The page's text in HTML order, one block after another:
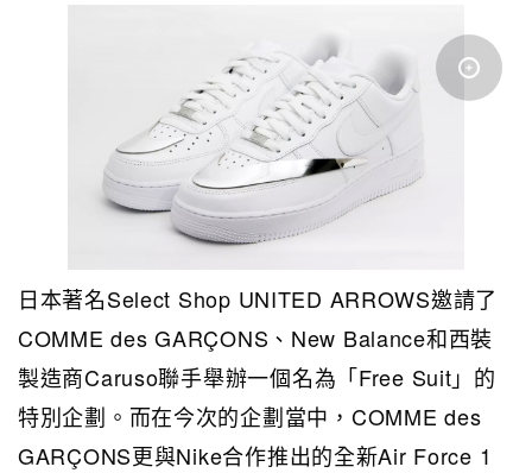
日本著名Select Shop UNITED ARROWS邀請了
COMME des GARÇONS、New Balance和西裝
製造商Caruso聯手舉辦一個名為「Free Suit」的
特別企劃。而在今次的企劃當中，COMME des
GARÇONS更與Nike合作推出的全新Air Force 1